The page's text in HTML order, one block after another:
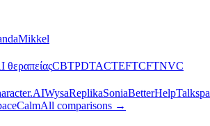
Mikkel
θεραπείαςCBTPDTACTEFTCFTNVC
WysaReplikaSoniaBetterHelp
CalmAll comparisons →